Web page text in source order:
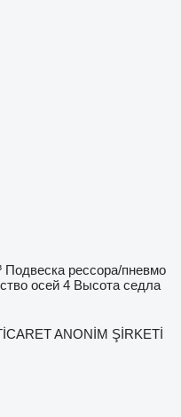
Подвеска рессора/пневмо
осей 4 Высота седла
ANONİM ŞİRKETİ